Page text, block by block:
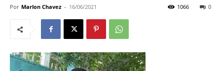
Por Marlon Chavez - 16/06/2021 0
1066